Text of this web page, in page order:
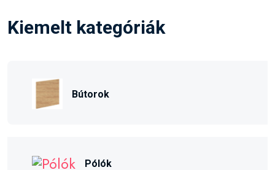
Kiemelt kategóriák
Bútorok
Pólók